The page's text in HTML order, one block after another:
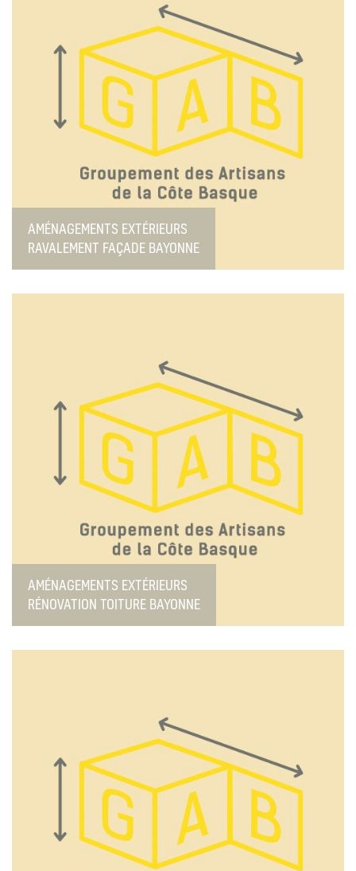
AMÉNAGEMENTS EXTÉRIEURS
RAVALEMENT FAÇADE BAYONNE
AMÉNAGEMENTS EXTÉRIEURS
RÉNOVATION TOITURE BAYONNE